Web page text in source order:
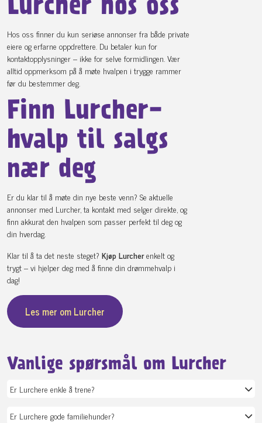
Lurcher hos oss
Hos oss finner du kun seriøse annonser fra både private
eiere og erfarne oppdrettere. Du betaler kun for
kontaktopplysninger – ikke for selve formidlingen. Vær
alltid oppmerksom på å møte hvalpen i trygge rammer
før du bestemmer deg.
Finn Lurcher-
hvalp til salgs
nær deg
Er du klar til å møte din nye beste venn? Se aktuelle
annonser med Lurcher, ta kontakt med selger direkte, og
finn akkurat den hvalpen som passer perfekt til deg og
din hverdag.
Klar til å ta det neste steget? Kjøp Lurcherenkelt og
trygt – vi hjelper deg med å finne din drømmehvalp i
dag!
Les mer om Lurcher
Vanlige spørsmål om Lurcher
Er Lurchere enkle å trene?
Er Lurchere gode familiehunder?